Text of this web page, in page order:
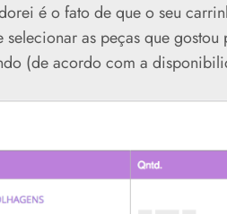
é o fato de que o seu
as peças que
(de acordo com a